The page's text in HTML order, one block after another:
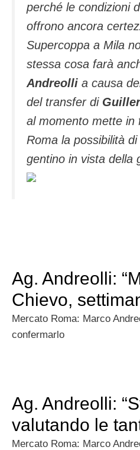
perché le condizioni
offrono ancora
Supercoppa a Mila
stessa cosa farà
Andreolli a causa
del transfer di
al momento mette in
Roma la possibilità di
gentino in vista della
Ag. Andreolli:
Chievo,
Mercato Roma: Marco
confermarlo
Ag. Andreolli:
valutando le
Mercato Roma: Marco